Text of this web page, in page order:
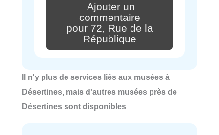
Ajouter un
commentaire
pour 72, Rue de la
République
Il n'y plus de services liés aux musées à
Désertines, mais d'autres musées près de
Désertines sont disponibles